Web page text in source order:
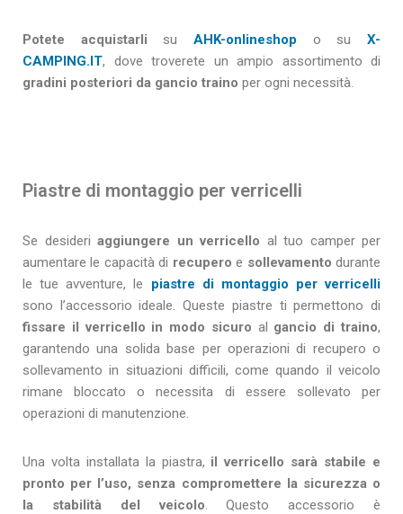
Potete acquistarli suAHK-onlineshop o suX-
CAMPING.IT, dove troverete un ampio assortimento di
gradini posteriori da gancio traino per ogni necessità.
Piastre di montaggio per verricelli
Se desideri aggiungere un verricello al tuo camper per
aumentare le capacità di recupero e sollevamento durante
le tue avventure, le piastre di montaggio per verricelli
sono l’accessorio ideale. Queste piastre ti permettono di
fissare il verricello in modo sicuro al gancio di traino,
garantendo una solida base per operazioni di recupero o
sollevamento in situazioni difficili, come quando il veicolo
rimane bloccato o necessita di essere sollevato per
operazioni di manutenzione.
Una volta installata la piastra, il verricello sarà stabile e
pronto per l’uso, senza compromettere la sicurezza o
la stabilità del veicolo . Questo accessorio è